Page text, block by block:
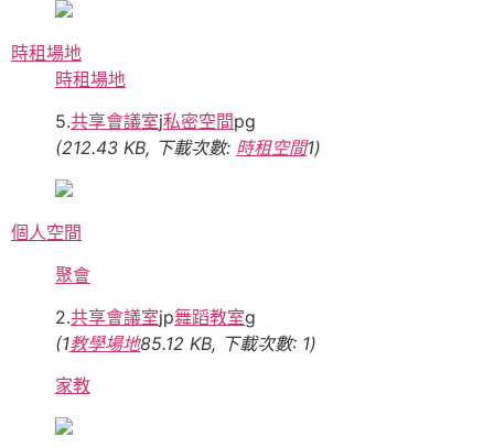
時租場地
時租場地
5.共享會議室j私密空間pg
(212.43 KB, 下載次數: 時租空間1)
個人空間
聚會
2.共享會議室jp舞蹈教室g
(1教學場地85.12 KB, 下載次數: 1)
家教